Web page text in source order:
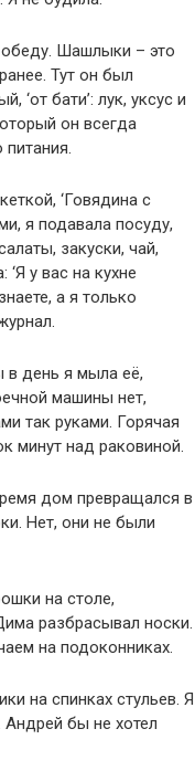
обеду. Шашлыки – это
Тут он был
‘от бати’: лук, уксус и
он всегда
‘Говядина с
я подавала посуду,
закуски, чай,
у вас на кухне
а я только
день я мыла её,
машины нет,
так руками. Горячая
минут над раковиной.
дом превращался в
Нет, они не были
на столе,
разбрасывал носки.
на подоконниках.
на спинках стульев. Я
Андрей бы не хотел